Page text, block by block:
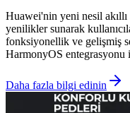
Huawei'nin yeni nesil akıllı
yenilikler sunarak
fonksiyonellik ve gelişmiş
HarmonyOS entegrasyonu
Daha fazla bilgi edinin